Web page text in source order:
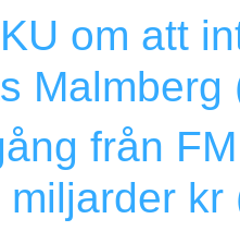
om att
från
miljarder kr